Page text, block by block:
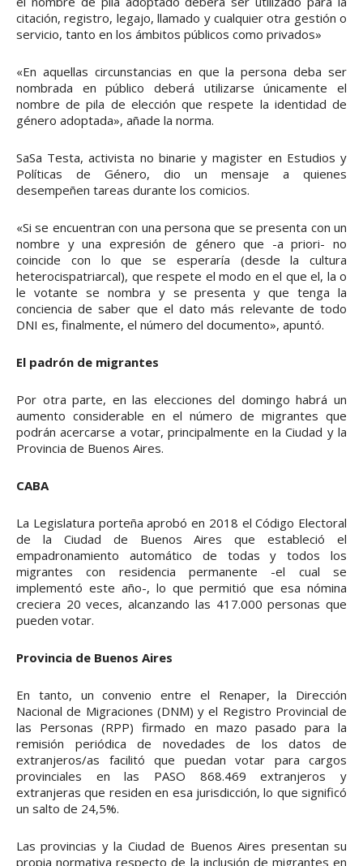
citación, registro, legajo, llamado y cualquier otra gestión o
servicio, tanto en los ámbitos públicos como privados»
«En aquellas circunstancias en que la persona deba ser
nombrada en público deberá utilizarse únicamente el
nombre de pila de elección que respete la identidad de
género adoptada», añade la norma.
SaSa Testa, activista no binarie y magister en Estudios y
Políticas de Género, dio un mensaje a quienes
desempeñen tareas durante los comicios.
«Si se encuentran con una persona que se presenta con un
nombre y una expresión de género que -a priori- no
coincide con lo que se esperaría (desde la cultura
heterocispatriarcal), que respete el modo en el que el, la o
le votante se nombra y se presenta y que tenga la
conciencia de saber que el dato más relevante de todo
DNI es, finalmente, el número del documento», apuntó.
El padrón de migrantes
Por otra parte, en las elecciones del domingo habrá un
aumento considerable en el número de migrantes que
podrán acercarse a votar, principalmente en la Ciudad y la
Provincia de Buenos Aires.
CABA
La Legislatura porteña aprobó en 2018 el Código Electoral
de la Ciudad de Buenos Aires que estableció el
empadronamiento automático de todas y todos los
migrantes con residencia permanente -el cual se
implementó este año-, lo que permitió que esa nómina
creciera 20 veces, alcanzando las 417.000 personas que
pueden votar.
Provincia de Buenos Aires
En tanto, un convenio entre el Renaper, la Dirección
Nacional de Migraciones (DNM) y el Registro Provincial de
las Personas (RPP) firmado en mazo pasado para la
remisión periódica de novedades de los datos de
extranjeros/as facilitó que puedan votar para cargos
provinciales en las PASO 868.469 extranjeros y
extranjeras que residen en esa jurisdicción, lo que significó
un salto de 24,5%.
Las provincias y la Ciudad de Buenos Aires presentan su
propia normativa respecto de la inclusión de migrantes en